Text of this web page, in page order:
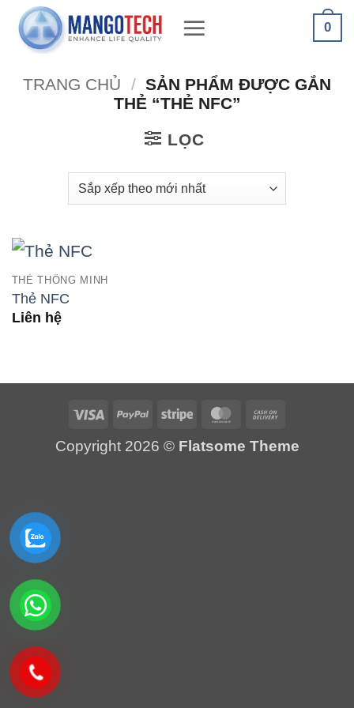
qua
dung
0
TRANG CHỦ / SẢN PHẨM ĐƯỢC GẮN
THẺ “THẺ NFC”
LỌC
THẺ THÔNG MINH
Thẻ NFC
Liên hệ
Visa PayPalStripe MasterCard
Copyright 2026 © Flatsome Theme